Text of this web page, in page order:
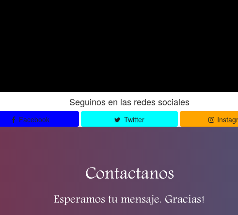
Seguinos en las redes sociales
Facebook Twitter
Contactanos
Esperamos tu mensaje. Gracias!